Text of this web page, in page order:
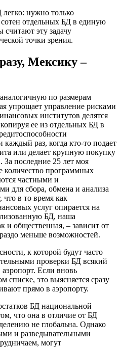
легко: нужно только
отдельных БД в единую
считают эту задачу
точки зрения.
Мексику –
по размерам
упрощает управление рисками
институтов делятся
ее из отдельных БД в
каждый раз, когда кто-то подает
или делает крупную покупку
За последние 25 лет моя
количество программных
частными и
для сбора, обмена и анализа
в то время как
услуг опирается на
БД, наша
и общественная, – зависит от
меньше возможностей.
к которой будут часто
проверки БД всякий
аэропорт. Если вновь
это выясняется сразу
прямо в аэропорту.
БД национальной
что она в отличие от БД
не глобальна. Однако
и разведывательными
могут